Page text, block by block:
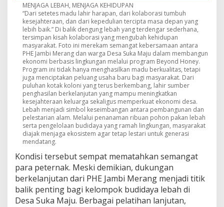
MENJAGA LEBAH, MENJAGA KEHIDUPAN
“Dari setetes madu lahir harapan, dari kolaborasi tumbuh
kesejahteraan, dan dari kepedulian tercipta masa depan yang
lebih baik.” Di balik dengung lebah yang terdengar sederhana,
tersimpan kisah kolaborasi yang mengubah kehidupan
masyarakat. Foto ini merekam semangat kebersamaan antara
PHE Jambi Merang dan warga Desa Suka Maju dalam membangun
ekonomi berbasis lingkungan melalui program Beyond Honey.
Program ini tidak hanya menghasilkan madu berkualitas, tetapi
juga menciptakan peluang usaha baru bagi masyarakat. Dari
puluhan kotak koloni yang terus berkembang, lahir sumber
penghasilan berkelanjutan yang mampu meningkatkan
kesejahteraan keluarga sekaligus memperkuat ekonomi desa.
Lebah menjadi simbol keseimbangan antara pembangunan dan
pelestarian alam. Melalui penanaman ribuan pohon pakan lebah
serta pengelolaan budidaya yang ramah lingkungan, masyarakat
diajak menjaga ekosistem agar tetap lestari untuk generasi
mendatang.
Kondisi tersebut sempat mematahkan semangat
para peternak. Meski demikian, dukungan
berkelanjutan dari PHE Jambi Merang menjadi titik
balik penting bagi kelompok budidaya lebah di
Desa Suka Maju. Berbagai pelatihan lanjutan,